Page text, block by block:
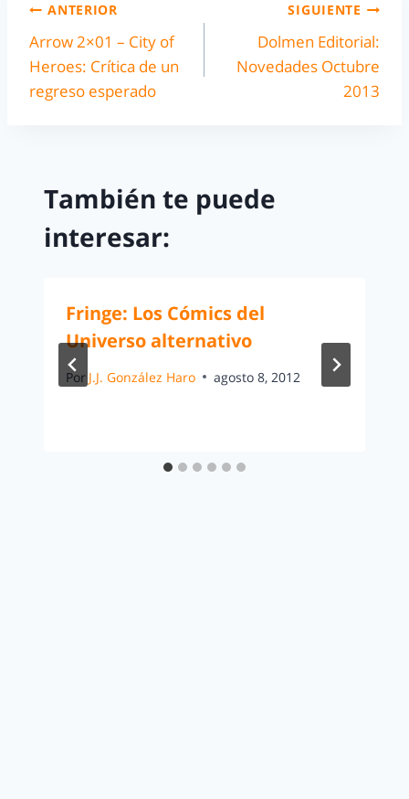
ANTERIOR
Arrow 2×01 – City of
Heroes: Crítica de un
regreso esperado
SIGUIENTE
Dolmen Editorial:
Novedades Octubre
2013
También te puede
interesar:
Fringe: Los Cómics del
Universo alternativo
Por J.J. González Haro agosto 8, 2012